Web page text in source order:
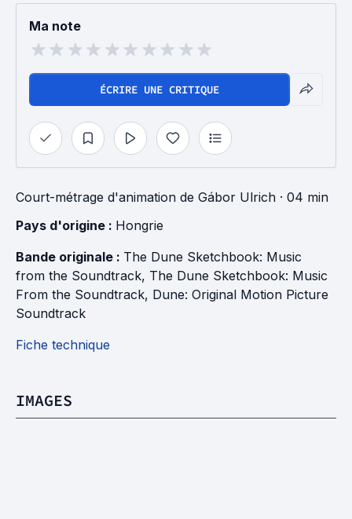
Ma note
ÉCRIRE UNE CRITIQUE
Court-métrage d'animation de Gábor Ulrich · 04 min
Pays d'origine : Hongrie
Bande originale : The Dune Sketchbook: Music
from the Soundtrack, The Dune Sketchbook: Music
From the Soundtrack, Dune: Original Motion Picture
Soundtrack
Fiche technique
IMAGES